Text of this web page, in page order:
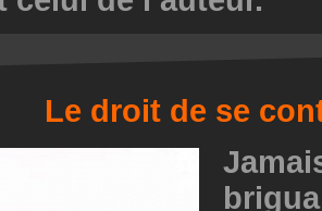
Le droit de se